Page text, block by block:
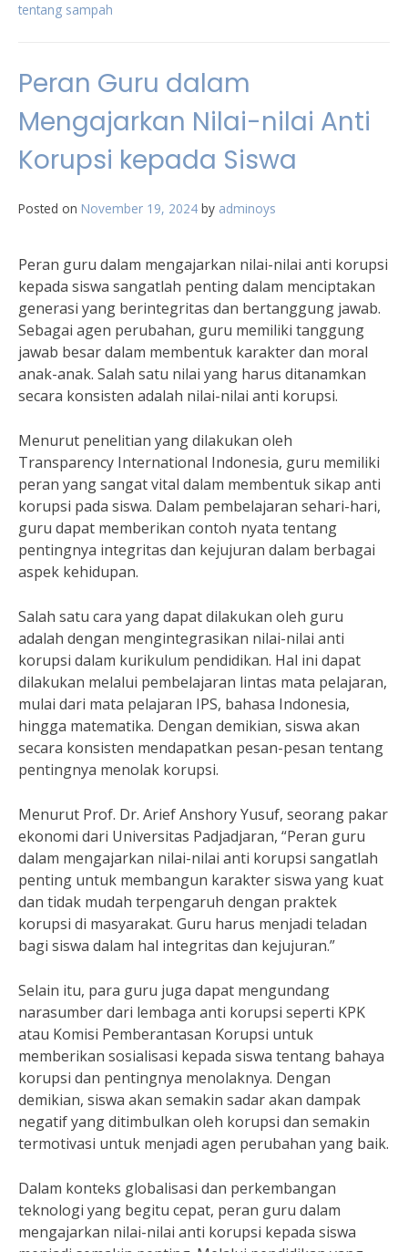
tentang sampah
Peran Guru dalam
Mengajarkan Nilai-nilai Anti
Korupsi kepada Siswa
Posted on November 19, 2024 by adminoys
Peran guru dalam mengajarkan nilai-nilai anti korupsi
kepada siswa sangatlah penting dalam menciptakan
generasi yang berintegritas dan bertanggung jawab.
Sebagai agen perubahan, guru memiliki tanggung
jawab besar dalam membentuk karakter dan moral
anak-anak. Salah satu nilai yang harus ditanamkan
secara konsisten adalah nilai-nilai anti korupsi.
Menurut penelitian yang dilakukan oleh
Transparency International Indonesia, guru memiliki
peran yang sangat vital dalam membentuk sikap anti
korupsi pada siswa. Dalam pembelajaran sehari-hari,
guru dapat memberikan contoh nyata tentang
pentingnya integritas dan kejujuran dalam berbagai
aspek kehidupan.
Salah satu cara yang dapat dilakukan oleh guru
adalah dengan mengintegrasikan nilai-nilai anti
korupsi dalam kurikulum pendidikan. Hal ini dapat
dilakukan melalui pembelajaran lintas mata pelajaran,
mulai dari mata pelajaran IPS, bahasa Indonesia,
hingga matematika. Dengan demikian, siswa akan
secara konsisten mendapatkan pesan-pesan tentang
pentingnya menolak korupsi.
Menurut Prof. Dr. Arief Anshory Yusuf, seorang pakar
ekonomi dari Universitas Padjadjaran, “Peran guru
dalam mengajarkan nilai-nilai anti korupsi sangatlah
penting untuk membangun karakter siswa yang kuat
dan tidak mudah terpengaruh dengan praktek
korupsi di masyarakat. Guru harus menjadi teladan
bagi siswa dalam hal integritas dan kejujuran.”
Selain itu, para guru juga dapat mengundang
narasumber dari lembaga anti korupsi seperti KPK
atau Komisi Pemberantasan Korupsi untuk
memberikan sosialisasi kepada siswa tentang bahaya
korupsi dan pentingnya menolaknya. Dengan
demikian, siswa akan semakin sadar akan dampak
negatif yang ditimbulkan oleh korupsi dan semakin
termotivasi untuk menjadi agen perubahan yang baik.
Dalam konteks globalisasi dan perkembangan
teknologi yang begitu cepat, peran guru dalam
mengajarkan nilai-nilai anti korupsi kepada siswa